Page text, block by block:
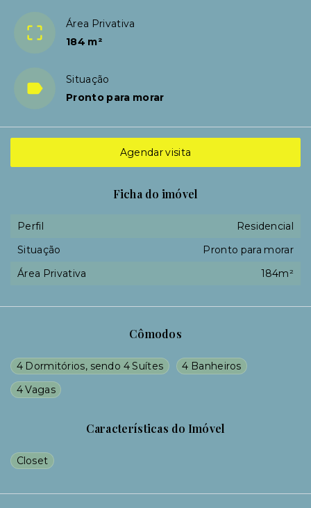
Área Privativa
184 m²
Situação
Pronto para morar
Cômodos
4 Dormitórios, sendo 4 Suítes
4 Banheiros
4 Vagas
Características do Imóvel
Closet
Agendar visita
Ficha do imóvel
Perfil
Residencial
Situação
Pronto para morar
Área Privativa
184m²